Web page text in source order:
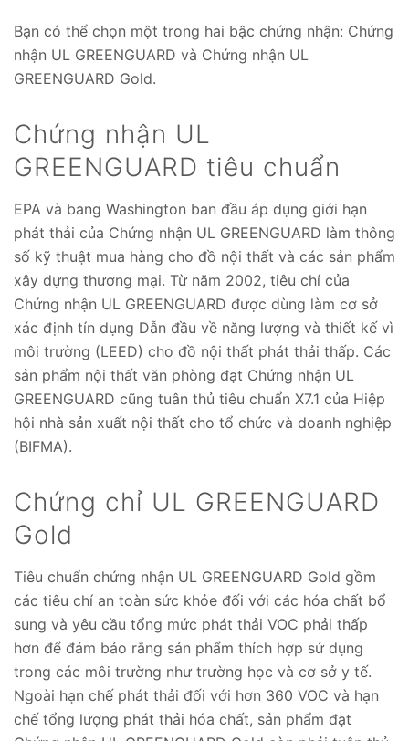
Bạn có thể chọn một trong hai bậc chứng nhận: Chứng
nhận UL GREENGUARD và Chứng nhận UL
GREENGUARD Gold.
Chứng nhận UL
GREENGUARD tiêu chuẩn
EPA và bang Washington ban đầu áp dụng giới hạn
phát thải của Chứng nhận UL GREENGUARD làm thông
số kỹ thuật mua hàng cho đồ nội thất và các sản phẩm
xây dựng thương mại. Từ năm 2002, tiêu chí của
Chứng nhận UL GREENGUARD được dùng làm cơ sở
xác định tín dụng Dẫn đầu về năng lượng và thiết kế vì
môi trường (LEED) cho đồ nội thất phát thải thấp. Các
sản phẩm nội thất văn phòng đạt Chứng nhận UL
GREENGUARD cũng tuân thủ tiêu chuẩn X7.1 của Hiệp
hội nhà sản xuất nội thất cho tổ chức và doanh nghiệp
(BIFMA).
Chứng chỉ UL GREENGUARD
Gold
Tiêu chuẩn chứng nhận UL GREENGUARD Gold gồm
các tiêu chí an toàn sức khỏe đối với các hóa chất bổ
sung và yêu cầu tổng mức phát thải VOC phải thấp
hơn để đảm bảo rằng sản phẩm thích hợp sử dụng
trong các môi trường như trường học và cơ sở y tế.
Ngoài hạn chế phát thải đối với hơn 360 VOC và hạn
chế tổng lượng phát thải hóa chất, sản phẩm đạt